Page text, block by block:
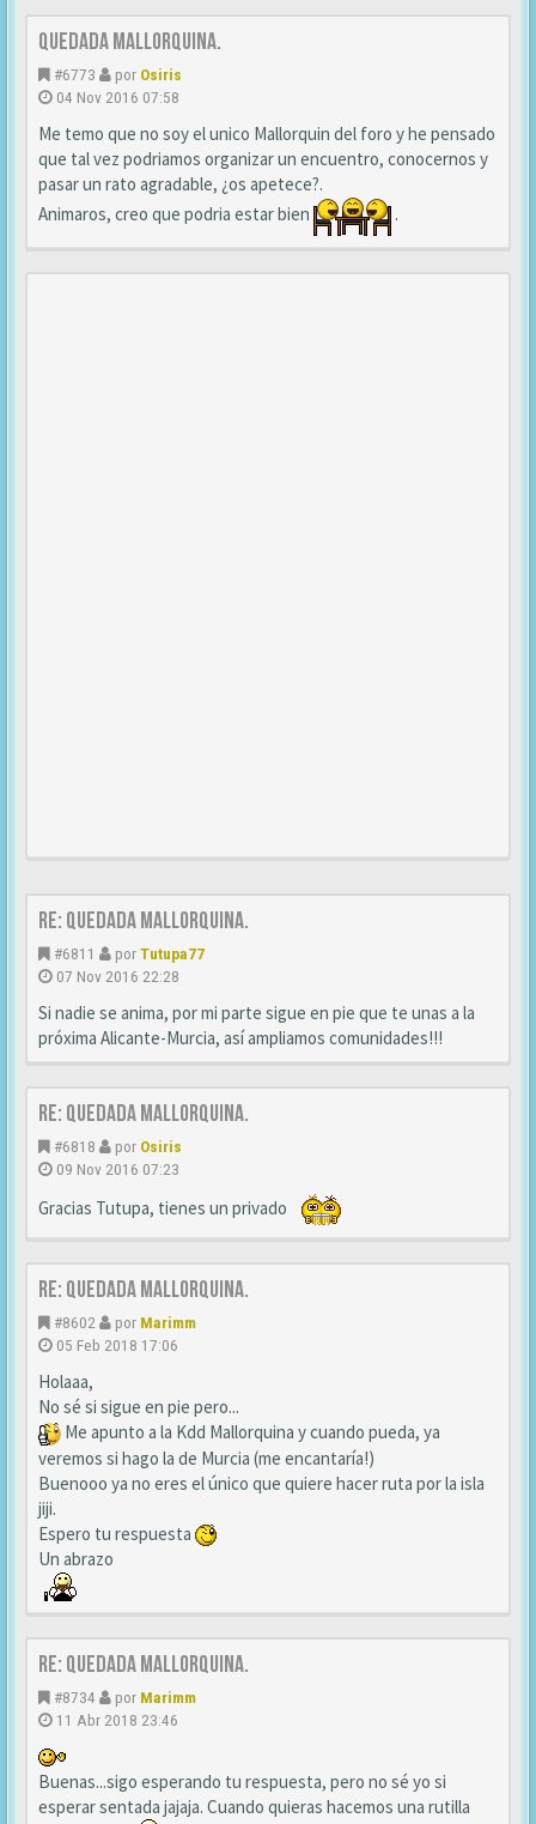
Quedada Mallorquina.
#6773 por Osiris
04 Nov 2016 07:58
Me temo que no soy el unico Mallorquin del foro y he pensado
que tal vez podriamos organizar un encuentro, conocernos y
pasar un rato agradable, ¿os apetece?.
Animaros, creo que podria estar bien
.
Re: Quedada Mallorquina.
#6811 porTutupa77
07 Nov 2016 22:28
Si nadie se anima, por mi parte sigue en pie que te unas a la
próxima Alicante-Murcia, así ampliamos comunidades!!!
Re: Quedada Mallorquina.
#6818 por Osiris
09 Nov 2016 07:23
Gracias Tutupa, tienes un privado
Re: Quedada Mallorquina.
#8602 por Marimm
05 Feb 2018 17:06
Holaaa,
No sé si sigue en pie pero...
Me apunto a la Kdd Mallorquina y cuando pueda, ya
veremos si hago la de Murcia (me encantaría!)
Buenooo ya no eres el único que quiere hacer ruta por la isla
jiji.
Espero tu respuesta
Un abrazo
Re: Quedada Mallorquina.
#8734 por Marimm
11 Abr 2018 23:46
Buenas...sigo esperando tu respuesta, pero no sé yo si
esperar sentada jajaja. Cuando quieras hacemos una rutilla